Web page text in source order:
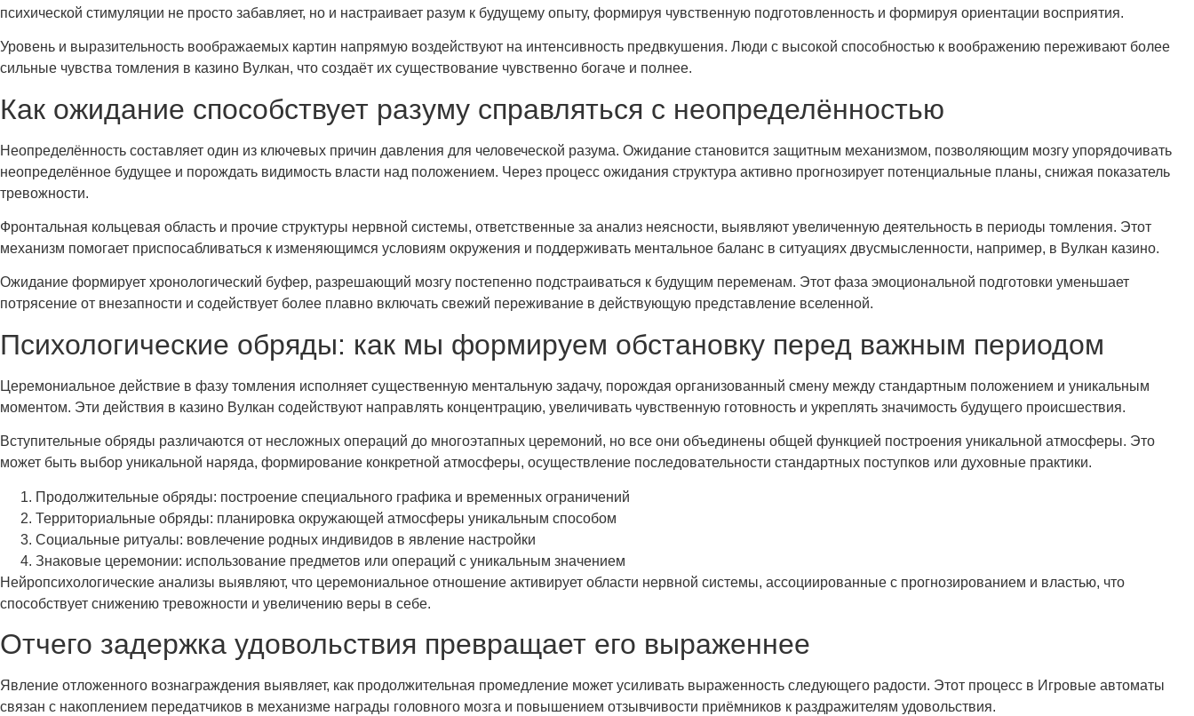
психической стимуляции не просто забавляет, но и настраивает разум к будущему опыту, формируя чувственную подготовленность и формируя ориентации восприятия.
Уровень и выразительность воображаемых картин напрямую воздействуют на интенсивность предвкушения. Люди с высокой способностью к воображению переживают более
сильные чувства томления в казино Вулкан, что создаёт их существование чувственно богаче и полнее.
Как ожидание способствует разуму справляться с неопределённостью
Неопределённость составляет один из ключевых причин давления для человеческой разума. Ожидание становится защитным механизмом, позволяющим мозгу упорядочивать
неопределённое будущее и порождать видимость власти над положением. Через процесс ожидания структура активно прогнозирует потенциальные планы, снижая показатель
тревожности.
Фронтальная кольцевая область и прочие структуры нервной системы, ответственные за анализ неясности, выявляют увеличенную деятельность в периоды томления. Этот
механизм помогает приспосабливаться к изменяющимся условиям окружения и поддерживать ментальное баланс в ситуациях двусмысленности, например, в Вулкан казино.
Ожидание формирует хронологический буфер, разрешающий мозгу постепенно подстраиваться к будущим переменам. Этот фаза эмоциональной подготовки уменьшает
потрясение от внезапности и содействует более плавно включать свежий переживание в действующую представление вселенной.
Психологические обряды: как мы формируем обстановку перед важным периодом
Церемониальное действие в фазу томления исполняет существенную ментальную задачу, порождая организованный смену между стандартным положением и уникальным
моментом. Эти действия в казино Вулкан содействуют направлять концентрацию, увеличивать чувственную готовность и укреплять значимость будущего происшествия.
Вступительные обряды различаются от несложных операций до многоэтапных церемоний, но все они объединены общей функцией построения уникальной атмосферы. Это
может быть выбор уникальной наряда, формирование конкретной атмосферы, осуществление последовательности стандартных поступков или духовные практики.
Продолжительные обряды: построение специального графика и временных ограничений
Территориальные обряды: планировка окружающей атмосферы уникальным способом
Социальные ритуалы: вовлечение родных индивидов в явление настройки
Знаковые церемонии: использование предметов или операций с уникальным значением
Нейропсихологические анализы выявляют, что церемониальное отношение активирует области нервной системы, ассоциированные с прогнозированием и властью, что
способствует снижению тревожности и увеличению веры в себе.
Отчего задержка удовольствия превращает его выраженнее
Явление отложенного вознаграждения выявляет, как продолжительная промедление может усиливать выраженность следующего радости. Этот процесс в Игровые автоматы
связан с накоплением передатчиков в механизме награды головного мозга и повышением отзывчивости приёмников к раздражителям удовольствия.